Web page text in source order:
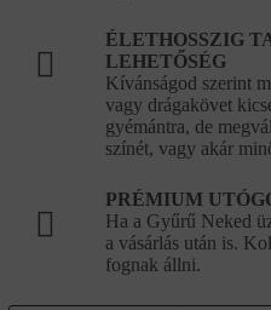
ÉLETHOSSZIG
LEHETŐSÉG
Kívánságod szerint
vagy drágakövet
gyémántra, de
színét, vagy akár
PRÉMIUM
Ha a Gyűrű Neked
a vásárlás után is.
fognak állni.